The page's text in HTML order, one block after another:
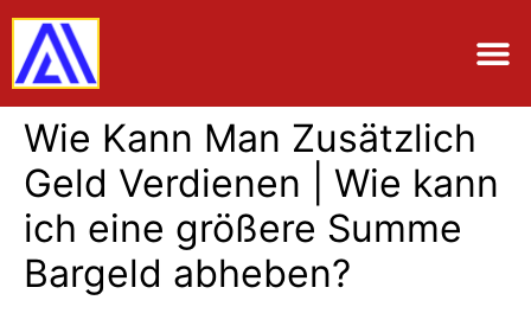
Wie Kann Man Zusätzlich
Geld Verdienen | Wie kann
ich eine größere Summe
Bargeld abheben?